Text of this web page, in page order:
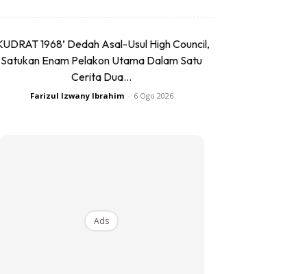
1968’ Dedah Asal-Usul High Council,
Satukan Enam Pelakon Utama Dalam Satu
Cerita Dua...
Farizul Izwany Ibrahim - 6 Ogo 2026
Ads